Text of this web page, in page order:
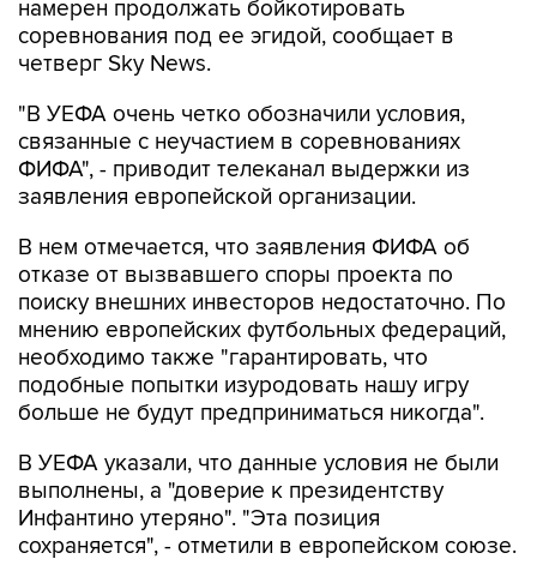
намерен продолжать бойкотировать
соревнования под ее эгидой, сообщает в
четверг Sky News.
"В УЕФА очень четко обозначили условия,
связанные с неучастием в соревнованиях
ФИФА", - приводит телеканал выдержки из
заявления европейской организации.
В нем отмечается, что заявления ФИФА об
отказе от вызвавшего споры проекта по
поиску внешних инвесторов недостаточно. По
мнению европейских футбольных федераций,
необходимо также "гарантировать, что
подобные попытки изуродовать нашу игру
больше не будут предприниматься никогда".
В УЕФА указали, что данные условия не были
выполнены, а "доверие к президентству
Инфантино утеряно". "Эта позиция
сохраняется", - отметили в европейском союзе.